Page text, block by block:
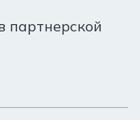
партнерской